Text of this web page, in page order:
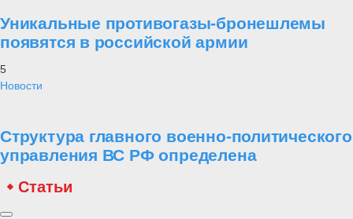
Уникальные противогазы-бронешлемы
появятся в российской армии
5
Новости
Структура главного военно-политического
управления ВС РФ определена
Статьи